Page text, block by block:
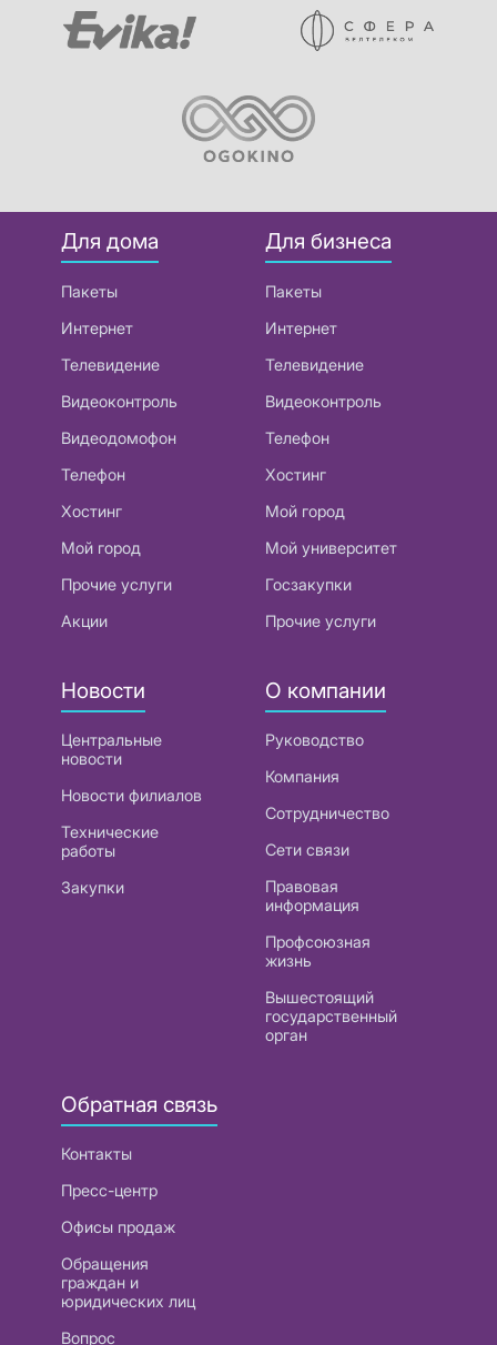
Для дома
Пакеты
Интернет
Телевидение
Видеоконтроль
Видеодомофон
Телефон
Хостинг
Мой город
Прочие услуги
Акции
Для бизнеса
Пакеты
Интернет
Телевидение
Видеоконтроль
Телефон
Хостинг
Мой город
Мой университет
Госзакупки
Прочие услуги
Новости
Центральные
новости
Новости филиалов
Технические
работы
Закупки
О компании
Руководство
Компания
Сотрудничество
Сети связи
Правовая
информация
Профсоюзная
жизнь
Вышестоящий
государственный
орган
Обратная связь
Контакты
Пресс-центр
Офисы продаж
Обращения
граждан и
юридических лиц
Вопрос